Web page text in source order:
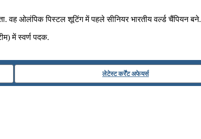
वह ओलंपिक पिस्टल शूटिंग में पहले सीनियर भारतीय वर्ल्ड चैंपियन बने.
में स्वर्ण पदक.
लेटेस्ट कर्रेंट अफेयर्स